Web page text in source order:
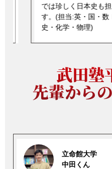
ⅠAⅡBⅢ・化学・生
武田塾
先輩から
立命館大学
中田くん